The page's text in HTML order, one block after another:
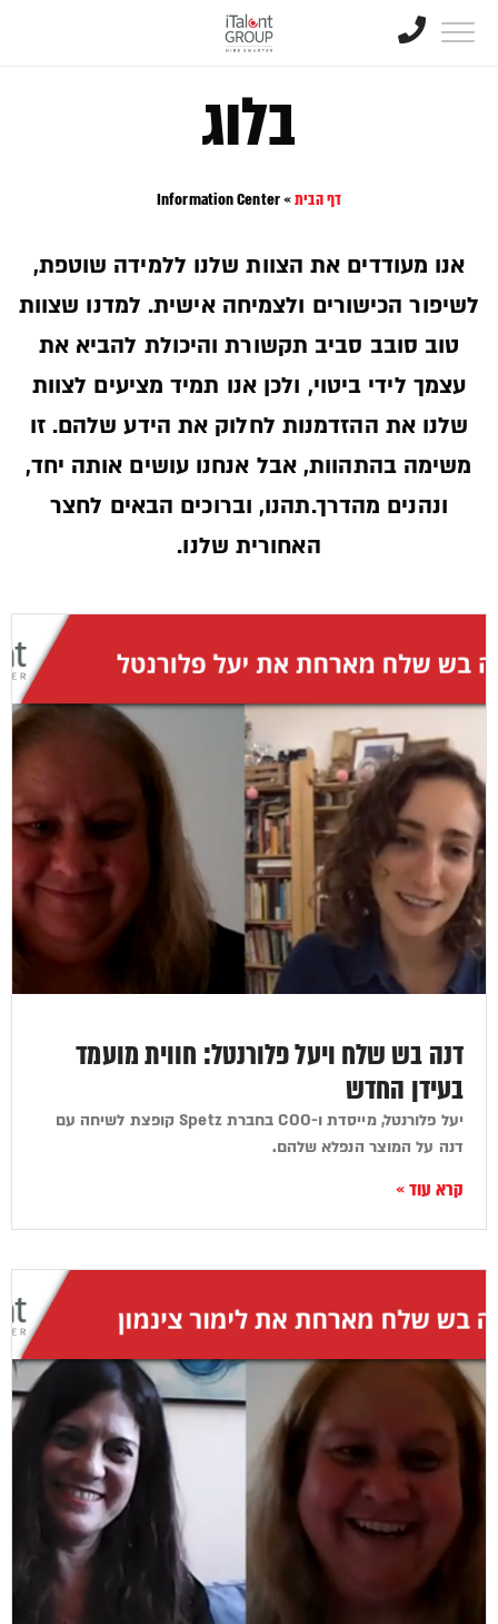
בלוג
דף הבית»
Information Center
אנו מעודדים את הצוות שלנו ללמידה שוטפת,
לשיפור הכישורים ולצמיחה אישית. למדנו שצוות
טוב סובב סביב תקשורת והיכולת להביא את
עצמך לידי ביטוי, ולכן אנו תמיד מציעים לצוות
שלנו את ההזדמנות לחלוק את הידע שלהם. זו
משימה בהתהוות, אבל אנחנו עושים אותה יחד,
ונהנים מהדרך.תהנו, וברוכים הבאים לחצר
האחורית שלנו.­
דנה בש שלח ויעל פלורנטל: חווית מועמד
בעידן החדש
יעל פלורנטל, מייסדת ו-COO בחברת Spetz קופצת לשיחה עם
דנה על המוצר הנפלא שלהם.
קרא עוד »